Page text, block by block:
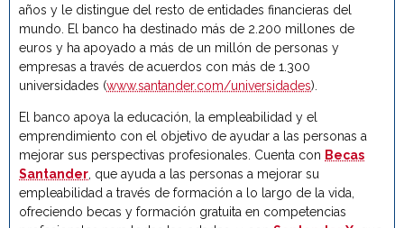
años y le distingue del resto de entidades financieras del
mundo. El banco ha destinado más de 2.200 millones de
euros y ha apoyado a más de un millón de personas y
empresas a través de acuerdos con más de 1.300
universidades (www.santander.com/universidades).
El banco apoya la educación, la empleabilidad y el
emprendimiento con el objetivo de ayudar a las personas a
mejorar sus perspectivas profesionales. Cuenta con Becas
Santander, que ayuda a las personas a mejorar su
empleabilidad a través de formación a lo largo de la vida,
ofreciendo becas y formación gratuita en competencias